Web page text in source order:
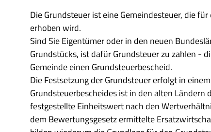
Die Grundsteuer ist eine Gemeindesteuer, die
erhoben wird.
Sind Sie Eigentümer oder in den neuen
Grundstücks, ist dafür Grundsteuer zu zahlen -
Gemeinde einen Grundsteuerbescheid.
Die Festsetzung der Grundsteuer erfolgt in
Grundsteuerbescheides ist in den alten
festgestellte Einheitswert nach den
dem Bewertungsgesetz ermittelte